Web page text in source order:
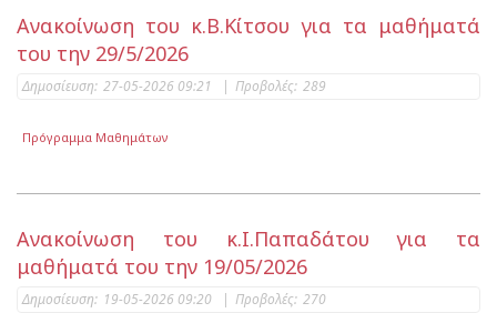
Ανακοίνωση του κ.Β.Κίτσου για τα μαθήματά
του την 29/5/2026
Δημοσίευση: 27-05-2026 09:21 | Προβολές: 289
Πρόγραμμα Μαθημάτων
Ανακοίνωση του κ.Ι.Παπαδάτου για τα
μαθήματά του την 19/05/2026
Δημοσίευση: 19-05-2026 09:20 | Προβολές: 270